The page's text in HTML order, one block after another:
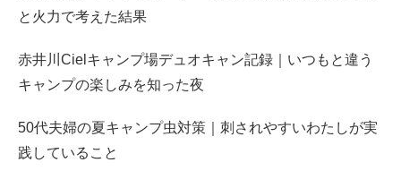
と火力で考えた結果
赤井川Cielキャンプ場デュオキャン記録｜いつもと違う
キャンプの楽しみを知った夜
50代夫婦の夏キャンプ虫対策｜刺されやすいわたしが実
践していること